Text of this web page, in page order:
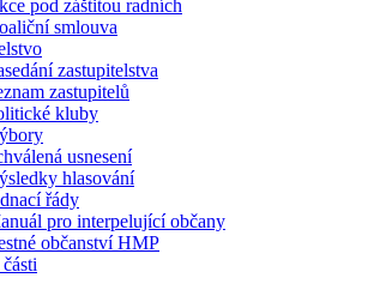
pod záštitou radních
smlouva
zastupitelstva
zastupitelů
kluby
usnesení
hlasování
řády
pro interpelující občany
občanství HMP